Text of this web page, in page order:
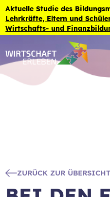
Zum Inhalt der Seite springen
Aktuelle Studie des
Lehrkräfte, Eltern und
Wirtschafts- und
ZURÜCK ZUR ÜBERSICHT